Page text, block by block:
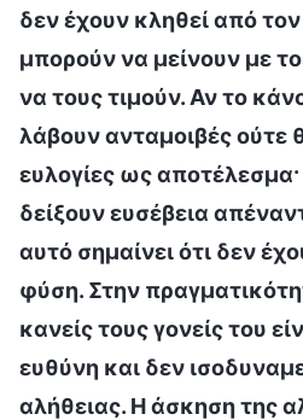
δεν έχουν κληθεί από
μπορούν να μείνουν με
να τους τιμούν. Αν το
λάβουν ανταμοιβές ούτε
ευλογίες ως
δείξουν ευσέβεια
αυτό σημαίνει ότι δεν
φύση. Στην
κανείς τους γονείς του
ευθύνη και δεν
αλήθειας. Η άσκηση της